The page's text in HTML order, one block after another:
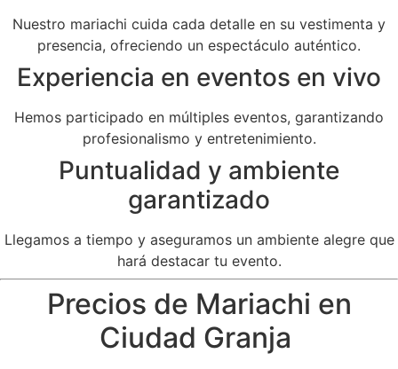
Nuestro mariachi cuida cada detalle en su vestimenta y
presencia, ofreciendo un espectáculo auténtico.
Experiencia en eventos en vivo
Hemos participado en múltiples eventos, garantizando
profesionalismo y entretenimiento.
Puntualidad y ambiente
garantizado
Llegamos a tiempo y aseguramos un ambiente alegre que
hará destacar tu evento.
Precios de Mariachi en
Ciudad Granja